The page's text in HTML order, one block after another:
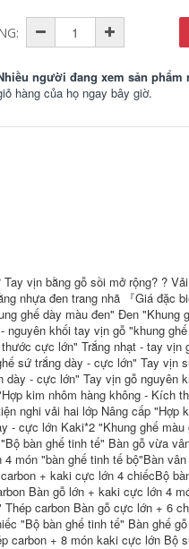
người đang xem sản phẩm
hàng của họ ngay bây giờ.
vịn bằng gỗ sồi mở rộng? ?
nhựa đen trang nhã 『Giá đặc
ghế dày màu đen" Đen "Khung
khối tay vịn gỗ "khung
cực lớn" Trắng nhạt - tay vịn
sứ trắng dày - cực lớn" Tay vịn
- cực lớn" Tay vịn gỗ nguyên
kim nhôm hàng không - Kích
nghi vải hai lớp Nâng cấp "Hợp
- cực lớn Kaki*2 "Khung ghế
bàn ghế tinh tế" Bàn gỗ vừa
món "bàn ghế tinh tế bộ"Bàn
+ kaki cực lớn 4 chiếcBộ
Bàn gỗ lớn + kaki cực lớn 4
carbon Bàn gỗ cực lớn + 6
"Bộ bàn ghế tinh tế" Bàn ghế
carbon + 8 món kaki cực lớn Bộ